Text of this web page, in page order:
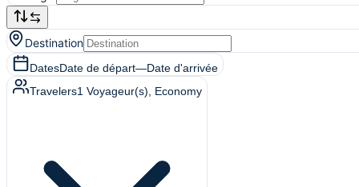
Destination
DatesDate de départ—Date d'arrivée
Travelers1 Voyageur(s) , Economy